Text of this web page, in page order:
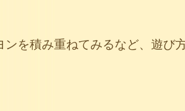
ンを積み重ねてみるなど、遊び